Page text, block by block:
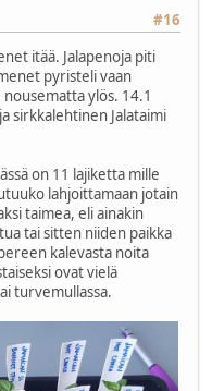
#16
itää. Jalapenoja piti
pyristeli vaan
ylös. 14.1
sirkkalehtinen Jalataimi
on 11 lajiketta mille
lahjoittamaan jotain
taimea, eli ainakin
tai sitten niiden paikka
kalevasta noita
ovat vielä
turvemullassa.